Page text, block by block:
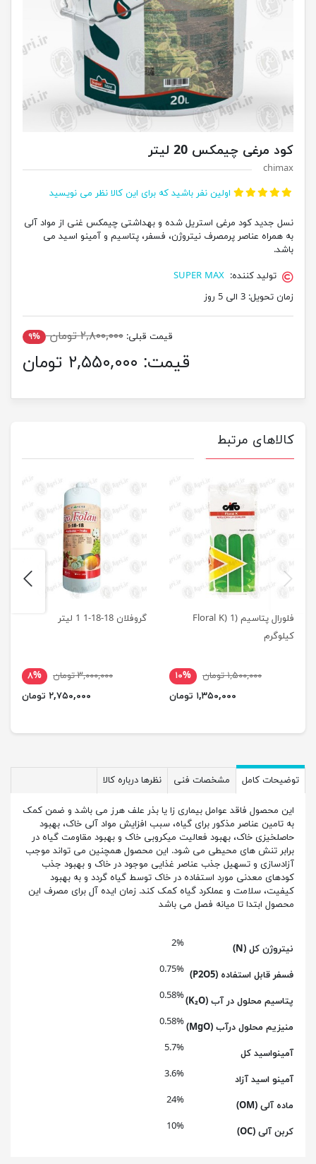
کود مرغی چیمکس 20 لیتر
chimax
اولین نفر باشید که برای این کالا نظر می نویسید
نسل جدید کود مرغی استریل شده و بهداشتی چیمکس غنی از مواد آلی
به همراه عناصر پرمصرف نیتروژن، فسفر، پتاسیم و آمینو اسید می
باشد.
تولید کننده: SUPER MAX
زمان تحویل: 3 الی 5 روز
قیمت قبلی: ۲,۸۰۰,۰۰۰ تومان ۹%
قیمت: ۲,۵۵۰,۰۰۰ تومان
کالاهای مرتبط
فلورال پتاسیم (Floral K) 1
کیلوگرم
۱,۵۰۰,۰۰۰ تومان
۱۰%
۱,۳۵۰,۰۰۰ تومان
گروفلان 18-18-1 1 لیتر
۳,۰۰۰,۰۰۰ تومان
۸%
۲,۷۵۰,۰۰۰ تومان
previus
توضیحات کامل مشخصات فنی نظرها درباره کالا
این محصول فاقد عوامل بیماری زا یا بذر علف هرز می باشد و ضمن کمک
به تامین عناصر مذکور برای گیاه، سبب افزایش مواد آلی خاک، بهبود
حاصلخیزی خاک، بهبود فعالیت میکروبی خاک و بهبود مقاومت گیاه در
برابر تنش های محیطی می شود. این محصول همچنین می تواند موجب
آزادسازی و تسهیل جذب عناصر غذایی موجود در خاک و بهبود جذب
کودهای معدنی مورد استفاده در خاک توسط گیاه گردد و به بهبود
کیفیت، سلامت و عملکرد گیاه کمک کند. زمان ایده آل برای مصرف این
محصول ابتدا تا میانه فصل می باشد
نیتروژن کل (N) 2%
فسفر قابل استفاده (P2O5) 0.75%
پتاسیم محلول در آب (K₂O) 0.58%
منیزیم محلول درآب (MgO) 0.58%
آمینواسید کل 5.7%
آمینو اسید آزاد 3.6%
ماده آلی (OM) 24%
کربن آلی (OC) 10%